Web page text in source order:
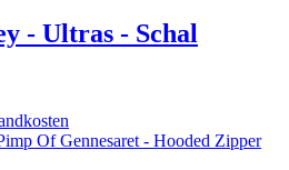
- Ultras - Schal